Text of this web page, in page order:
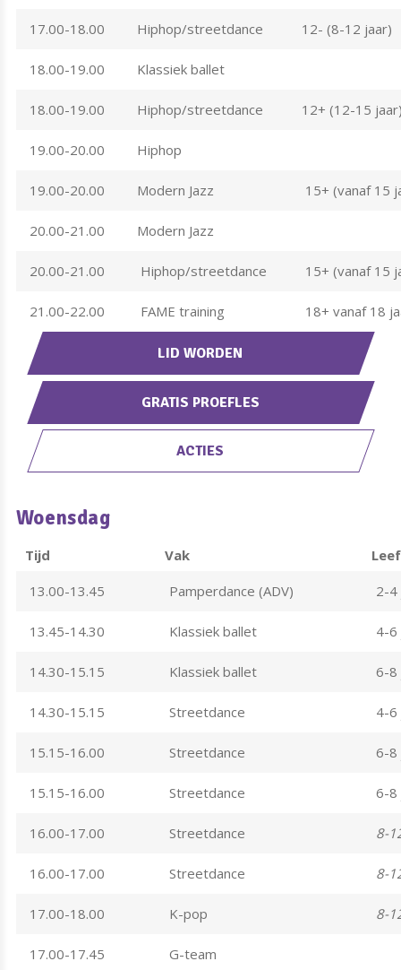
17.00-18.00 Hiphop/streetdance 12- (8-12 jaar)
18.00-19.00 Klassiek ballet
18.00-19.00 Hiphop/streetdance 12+ (12-15
19.00-20.00 Hiphop
19.00-20.00 Modern Jazz 15+ (vanaf 15
20.00-21.00 Modern Jazz
20.00-21.00 Hiphop/streetdance 15+ (vanaf 15
21.00-22.00 FAME training 18+ vanaf 18
LID WORDEN
GRATIS PROEFLES
ACTIES
Woensdag
Tijd Vak
13.00-13.45
Pamperdance (ADV) 2-4
13.45-14.30 Klassiek ballet 4-6
14.30-15.15 Klassiek ballet 6-8
14.30-15.15 Streetdance 4-6
15.15-16.00 Streetdance 6-8
15.15-16.00 Streetdance 6-8
16.00-17.00 Streetdance 8-
16.00-17.00 Streetdance 8-
17.00-18.00 K-pop 8-
17.00-17.45 G-team